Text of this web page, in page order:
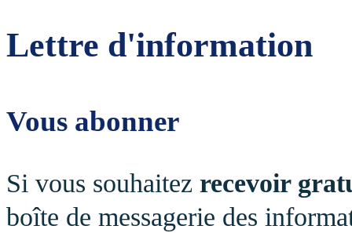
Lettre d'information
Vous abonner
Si vous souhaitez recevoir
boîte de messagerie des